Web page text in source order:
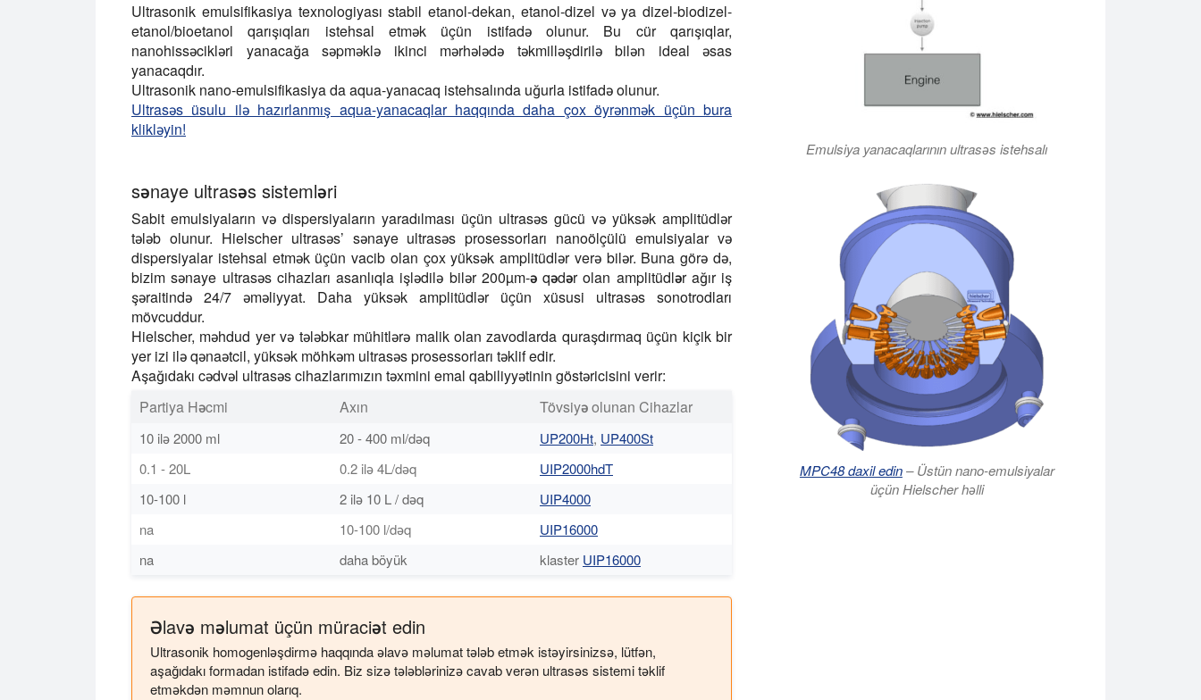
Ultrasonik emulsifikasiya texnologiyası stabil etanol-dekan, etanol-dizel və ya dizel-biodizel-
etanol/bioetanol qarışıqları istehsal etmək üçün istifadə olunur. Bu cür qarışıqlar,
nanohissəcikləri yanacağa səpməklə ikinci mərhələdə təkmilləşdirilə bilən ideal əsas
yanacaqdır.
Ultrasonik nano-emulsifikasiya da aqua-yanacaq istehsalında uğurla istifadə olunur.
Ultrasəs üsulu ilə hazırlanmış aqua-yanacaqlar haqqında daha çox öyrənmək üçün bura
klikləyin!
Emulsiya yanacaqlarının ultrasəs istehsalı
sənaye ultrasəs sistemləri
Sabit emulsiyaların və dispersiyaların yaradılması üçün ultrasəs gücü və yüksək amplitüdlər
tələb olunur. Hielscher ultrasəs’ sənaye ultrasəs prosessorları nanoölçülü emulsiyalar və
dispersiyalar istehsal etmək üçün vacib olan çox yüksək amplitüdlər verə bilər. Buna görə də,
bizim sənaye ultrasəs cihazları asanlıqla işlədilə bilər 200µm-ə qədər olan amplitüdlərağır iş
şəraitində 24/7 əməliyyat. Daha yüksək amplitüdlər üçün xüsusi ultrasəs sonotrodları
mövcuddur.
Hielscher, məhdud yer və tələbkar mühitlərə malik olan zavodlarda quraşdırmaq üçün kiçik bir
yer izi ilə qənaətcil, yüksək möhkəm ultrasəs prosessorları təklif edir.
Aşağıdakı cədvəl ultrasəs cihazlarımızın təxmini emal qabiliyyətinin göstəricisini verir:
Partiya Həcmi
Axın Tövsiyə olunan Cihazlar
10 ilə 2000 ml 20 - 400 ml/dəq UP200Ht, UP400St
0.1 - 20L
0.2 ilə 4L/dəq
UIP2000hdT
10-100 l
2 ilə 10 L / dəq
UIP4000
na
10-100 l/dəq
UIP16000
na
daha böyük klaster UIP16000
Əlavə məlumat üçün müraciət edin
Ultrasonik homogenləşdirmə haqqında əlavə məlumat tələb etmək istəyirsinizsə, lütfən,
aşağıdakı formadan istifadə edin. Biz sizə tələblərinizə cavab verən ultrasəs sistemi təklif
etməkdən məmnun olarıq.
MPC48 daxil edin– Üstün nano-emulsiyalar
üçün Hielscher həlli